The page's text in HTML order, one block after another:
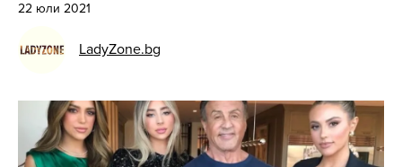
22 юли 2021
LadyZone.bg